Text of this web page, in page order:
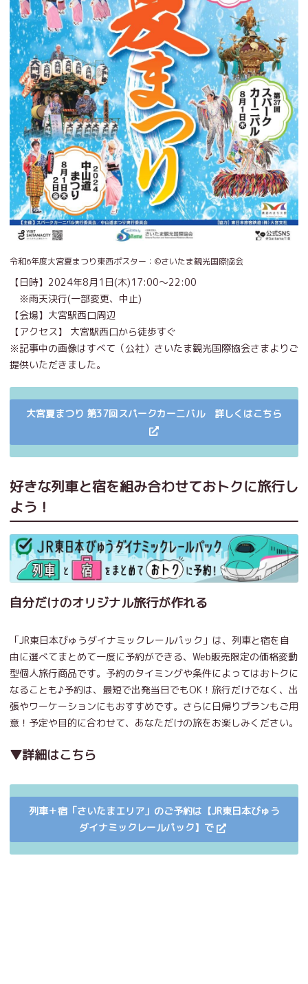
令和6年度大宮夏まつり東西ポスター：©️さいたま観光国際協会
【日時】2024年8月1日(木)17:00〜22:00
※雨天決行(一部変更、中止)
【会場】大宮駅西口周辺
【アクセス】 大宮駅西口から徒歩すぐ
※記事中の画像はすべて（公社）さいたま観光国際協会さまよりご
提供いただきました。
大宮夏まつり 第37回スパークカーニバル 詳しくはこちら
好きな列車と宿を組み合わせておトクに旅行し
よう！
自分だけのオリジナル旅行が作れる
「JR東日本びゅうダイナミックレールパック」は、列車と宿を自
由に選べてまとめて一度に予約ができる、Web販売限定の価格変動
型個人旅行商品です。予約のタイミングや条件によってはおトクに
なることも♪予約は、最短で出発当日でもOK！旅行だけでなく、出
張やワーケーションにもおすすめです。さらに日帰りプランもご用
意！予定や目的に合わせて、あなただけの旅をお楽しみください。
▼詳細はこちら
列車＋宿「さいたまエリア」のご予約は【JR東日本びゅう
ダイナミックレールパック】で